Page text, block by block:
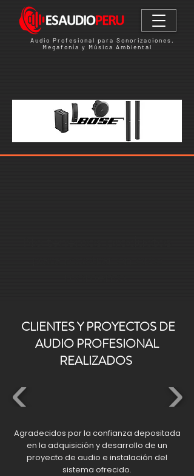
Audio Profesional para Sonorizaciones,
Megafonía y Música Ambiental
CLIENTES Y PROYECTOS DE
AUDIO PROFESIONAL
REALIZADOS
Agradecidos por la confianza depositada
en la adquisición y desarrollo de un
proyecto de audio e instalación del
sistema ofrecido.